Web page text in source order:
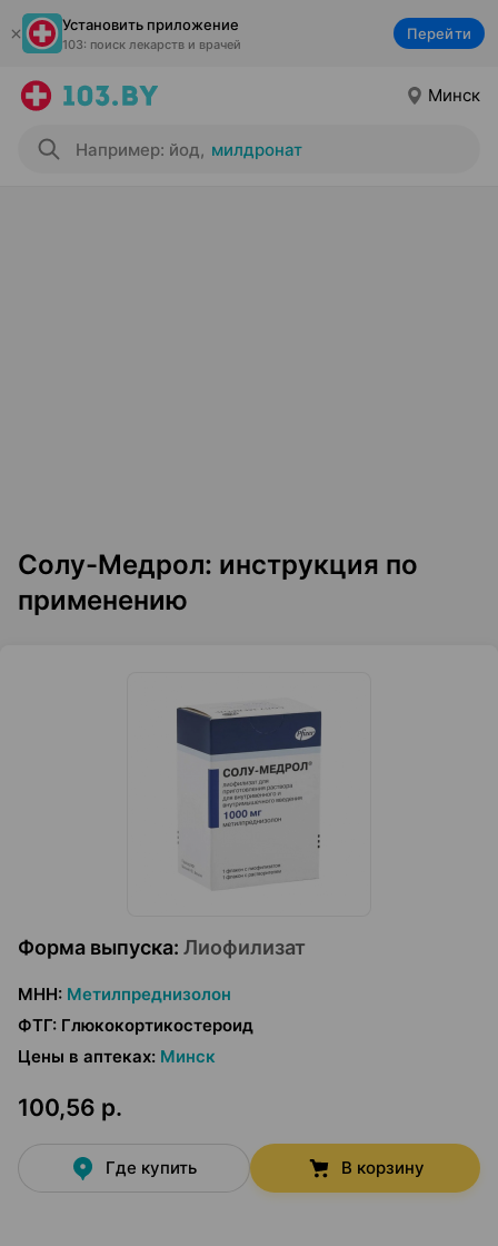
Установить приложение
103: поиск лекарств и врачей
Перейти
Минск
Например: йод, милдронат
Солу-Медрол: инструкция по
применению
Форма выпуска: Лиофилизат
МНН: Метилпреднизолон
ФТГ: Глюкокортикостероид
Цены в аптеках: Минск
100,56 р.
Где купить В корзину